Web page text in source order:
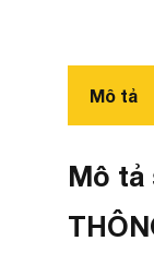
Mô tả
Mô tả